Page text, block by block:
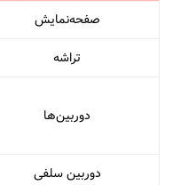
صفحه‌نمایش
تراشه
دوربین‌ها
دوربین سلفی